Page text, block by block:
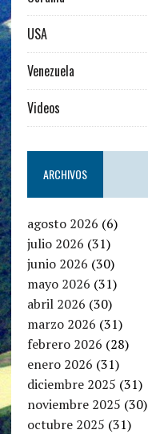
USA
Venezuela
Videos
ARCHIVOS
agosto 2026 (6)
julio 2026 (31)
junio 2026 (30)
mayo 2026 (31)
abril 2026 (30)
marzo 2026 (31)
febrero 2026 (28)
enero 2026 (31)
diciembre 2025 (31)
noviembre 2025 (30)
octubre 2025 (31)